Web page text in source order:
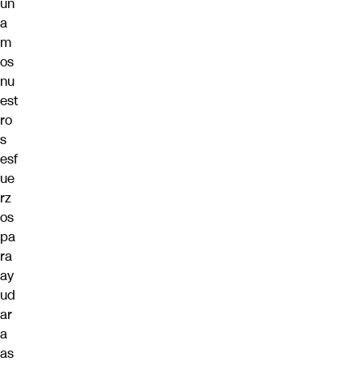
a
m
os
nu
est
ro
s
esf
ue
rz
os
pa
ra
ay
ud
ar
a
as